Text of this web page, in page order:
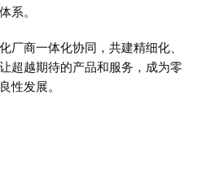
系。
厂商一体化协同，共建精细化、
超越期待的产品和服务，成为零
性发展。